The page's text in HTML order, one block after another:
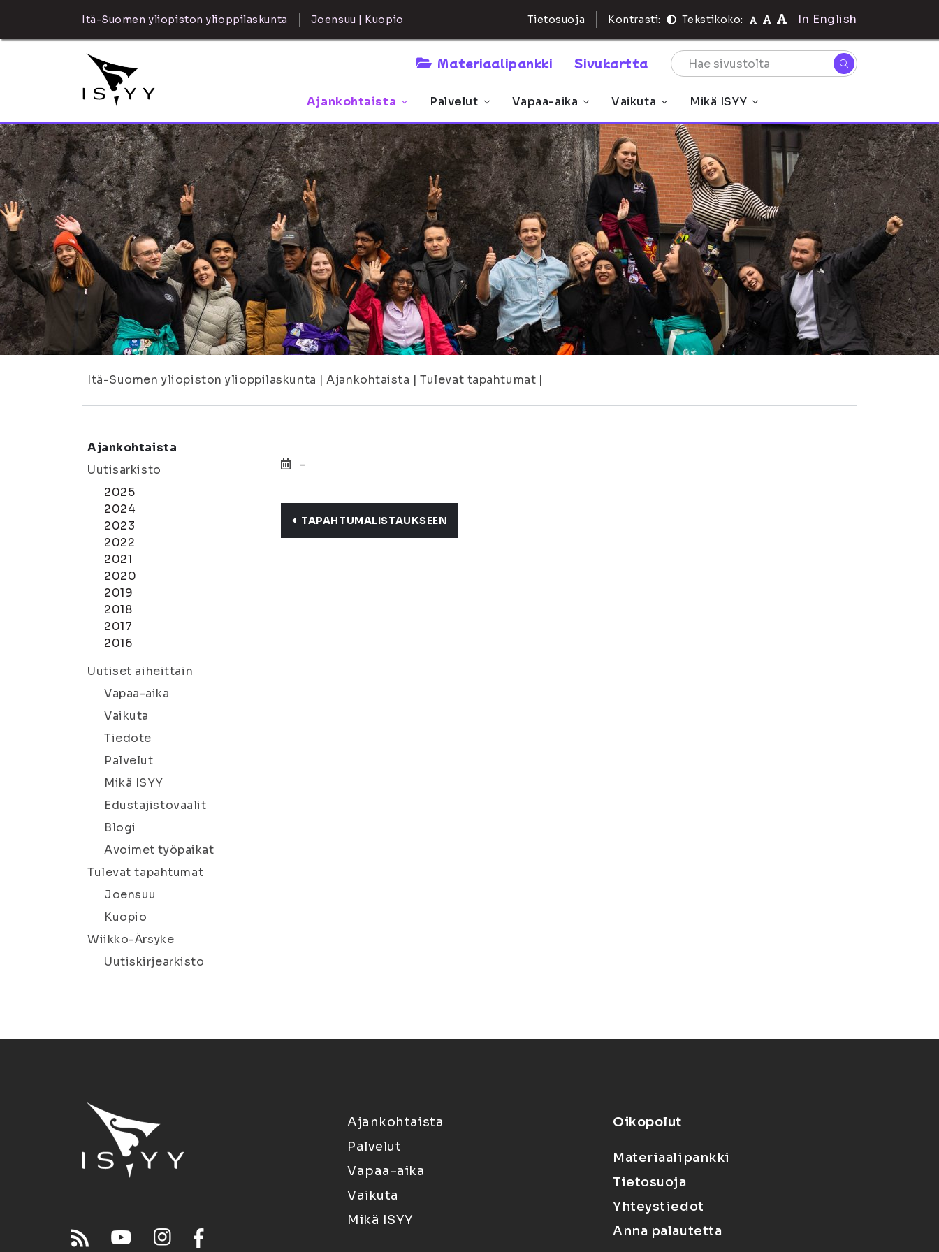
Itä-Suomen yliopiston ylioppilaskunta Joensuu | Kuopio Tietosuoja Kontrasti: Tekstikoko: In English
Materiaalipankki Sivukartta
Ajankohtaista Palvelut Vapaa-aika Vaikuta Mikä ISYY
Itä-Suomen yliopiston ylioppilaskunta | Ajankohtaista | Tulevat tapahtumat |
Ajankohtaista
Uutisarkisto
2025
2024
2023
2022
2021
2020
2019
2018
2017
2016
Uutiset aiheittain
Vapaa-aika
Vaikuta
Tiedote
Palvelut
Mikä ISYY
Edustajistovaalit
Blogi
Avoimet työpaikat
Tulevat tapahtumat
Joensuu
Kuopio
Wiikko-Ärsyke
Uutiskirjearkisto
-
TAPAHTUMALISTAUKSEEN
Ajankohtaista
Palvelut
Vapaa-aika
Vaikuta
Mikä ISYY
Oikopolut
Materiaalipankki
Tietosuoja
Yhteystiedot
Anna palautetta